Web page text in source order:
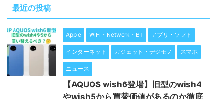
最近の投稿
Apple WiFi・Network・BT アプリ・ソフト
インターネット ガジェット・デジモノ スマホ
ニュース
【AQUOS wish6登場】旧型のwish4
やwish5から買替価値があるのか徹底